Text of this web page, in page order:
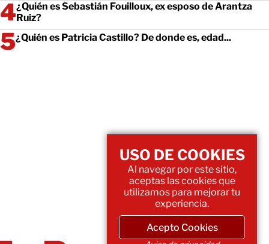
¿Quién es Sebastián Fouilloux, ex esposo de Arantza
Ruiz?
¿Quién es Patricia Castillo? De donde es, edad...
USO DE COOKIES
Al navegar por este sitio,
aceptas las cookies que
utilizamos para mejorar tu
experiencia.
Acepto Cookies